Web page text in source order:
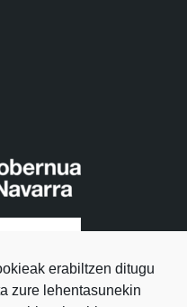
erabiltzen ditugu
zure lehentasunekin